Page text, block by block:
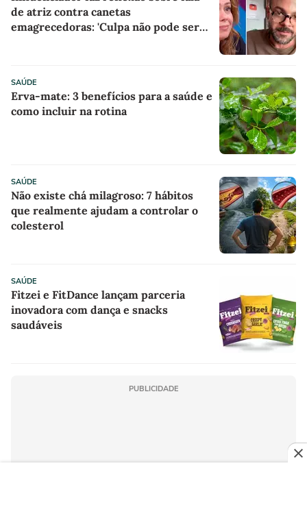
de atriz contra canetas
emagrecedoras: 'Culpa não pode ser
SAÚDE
Erva-mate: 3 benefícios para a saúde e
como incluir na rotina
SAÚDE
Não existe chá milagroso: 7 hábitos
que realmente ajudam a controlar o
colesterol
SAÚDE
Fitzei e FitDance lançam parceria
inovadora com dança e snacks
saudáveis
PUBLICIDADE